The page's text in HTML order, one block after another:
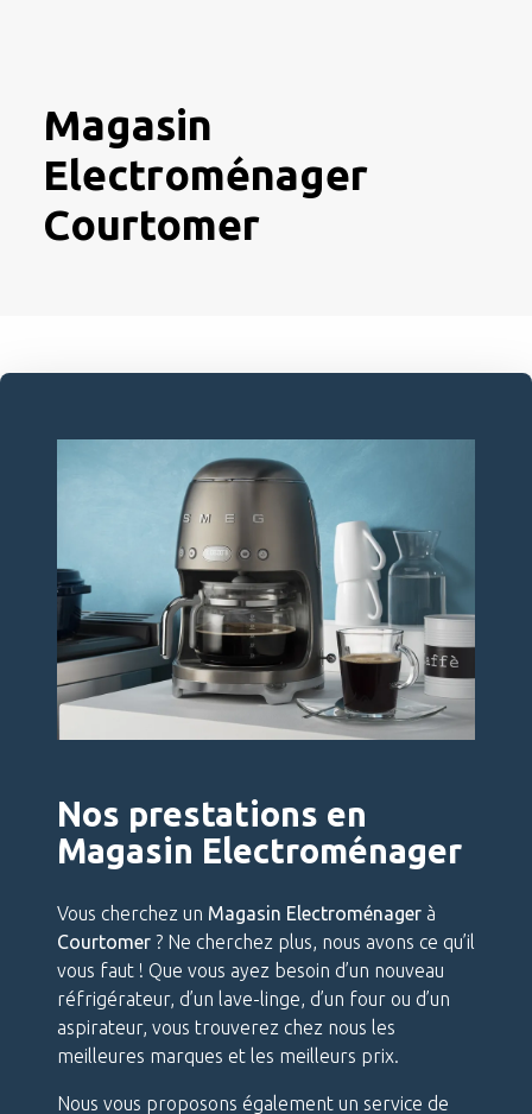
Magasin
Electroménager
Courtomer
Nos prestations en
Magasin Electroménager
Vous cherchez un Magasin Electroménager à
Courtomer ? Ne cherchez plus, nous avons ce qu’il
vous faut ! Que vous ayez besoin d’un nouveau
réfrigérateur, d’un lave-linge, d’un four ou d’un
aspirateur, vous trouverez chez nous les
meilleures marques et les meilleurs prix.
Nous vous proposons également un service de